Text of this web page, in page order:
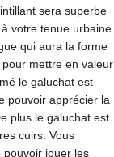
sera superbe
votre tenue urbaine
qui aura la forme
mettre en valeur
le galuchat est
pouvoir apprécier la
plus le galuchat est
cuirs. Vous
pouvoir jouer les